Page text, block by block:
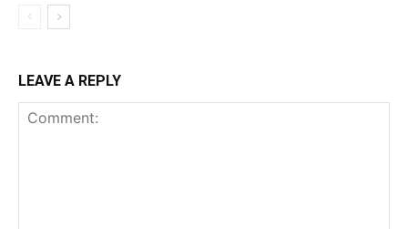
LEAVE A REPLY